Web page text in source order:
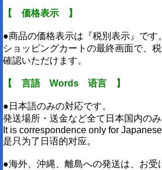
【 価格表示 】
●商品の価格表示は『税別表示』で
ショッピングカートの最終画面で、
確認いただけます。
【 言語 Words 语言 】
●日本語のみの対応です。
発送場所・送金など全て日本国内のみ
It is correspondence only for
是只为了日语的对应。
●海外、沖縄、離島への発送は、お受